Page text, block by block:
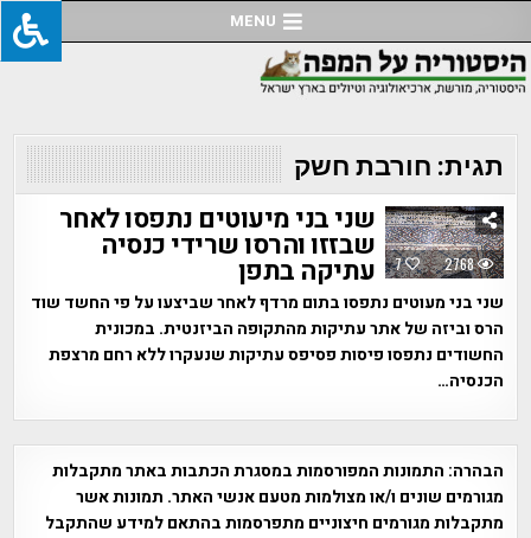
to
content
MENU
תגית: חורבת חשק
7 2768
שני בני מיעוטים נתפסו לאחר
שבזזו והרסו שרידי כנסיה
עתיקה בתפן
שני בני מעוטים נתפסו בתום מרדף לאחר שביצעו על פי החשד שוד
הרס וביזה של אתר עתיקות מהתקופה הביזנטית. במכונית
החשודים נתפסו פיסות פסיפס עתיקות שנעקרו ללא רחם מרצפת
הכנסיה…
הבהרה: התמונות המפורסמות במסגרת הכתבות באתר מתקבלות
מגורמים שונים ו/או מצולמות מטעם אנשי האתר. תמונות אשר
מתקבלות מגורמים חיצוניים מתפרסמות בהתאם למידע שהתקבל